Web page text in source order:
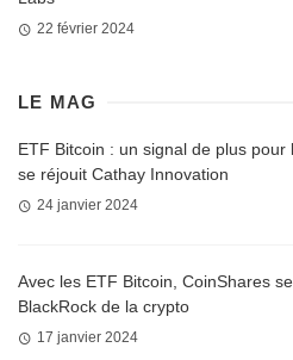
22 février 2024
LE MAG
ETF Bitcoin : un signal de plus pour
se réjouit Cathay Innovation
24 janvier 2024
Avec les ETF Bitcoin, CoinShares
BlackRock de la crypto
17 janvier 2024